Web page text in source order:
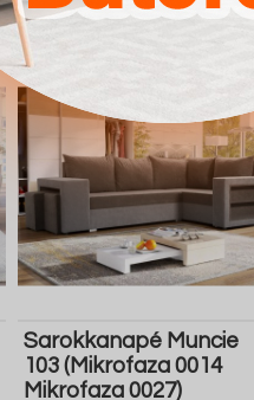
Butor1.hu
Sarokkanapé Muncie
103 (Mikrofaza 0014
Mikrofaza 0027)